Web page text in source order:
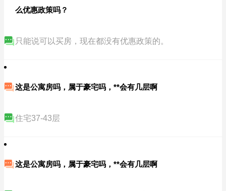
么优惠政策吗？
只能说可以买房，现在都没有优惠政策的。
这是公寓房吗，属于豪宅吗，**会有几层啊
住宅37-43层
这是公寓房吗，属于豪宅吗，**会有几层啊